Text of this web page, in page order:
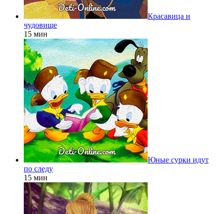
Красавица и
чудовище
15 мин
Юные сурки идут
по следу
15 мин